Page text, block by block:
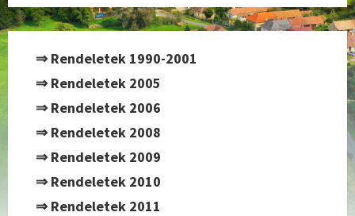
⇒ Rendeletek 1990-2001
⇒ Rendeletek 2005
⇒ Rendeletek 2006
⇒ Rendeletek 2008
⇒ Rendeletek 2009
⇒ Rendeletek 2010
⇒ Rendeletek 2011